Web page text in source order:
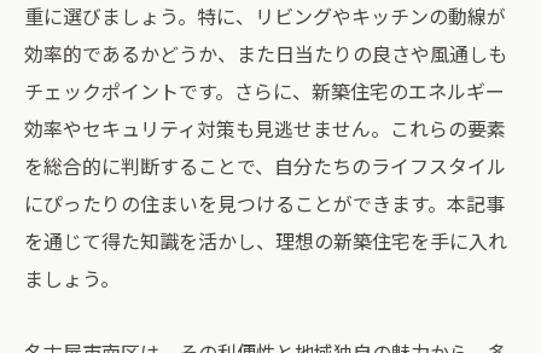
重に選びましょう。特に、リビングやキッチンの動線が
効率的であるかどうか、また日当たりの良さや風通しも
チェックポイントです。さらに、新築住宅のエネルギー
効率やセキュリティ対策も見逃せません。これらの要素
を総合的に判断することで、自分たちのライフスタイル
にぴったりの住まいを見つけることができます。本記事
を通じて得た知識を活かし、理想の新築住宅を手に入れ
ましょう。